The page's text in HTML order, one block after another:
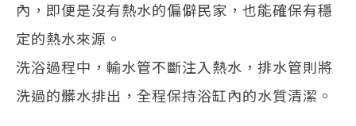
內，即便是沒有熱水的偏僻民家，也能確保有穩
定的熱水來源。
洗浴過程中，輸水管不斷注入熱水，排水管則將
洗過的髒水排出，全程保持浴缸內的水質清潔。